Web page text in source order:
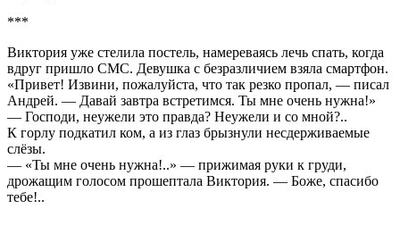
***
Виктория уже стелила постель, намереваясь лечь спать, когда
вдруг пришло СМС. Девушка с безразличием взяла смартфон.
«Привет! Извини, пожалуйста, что так резко пропал, — писал
Андрей. — Давай завтра встретимся. Ты мне очень нужна!»
— Господи, неужели это правда? Неужели и со мной?..
К горлу подкатил ком, а из глаз брызнули несдерживаемые
слёзы.
— «Ты мне очень нужна!..» — прижимая руки к груди,
дрожащим голосом прошептала Виктория. — Боже, спасибо
тебе!..